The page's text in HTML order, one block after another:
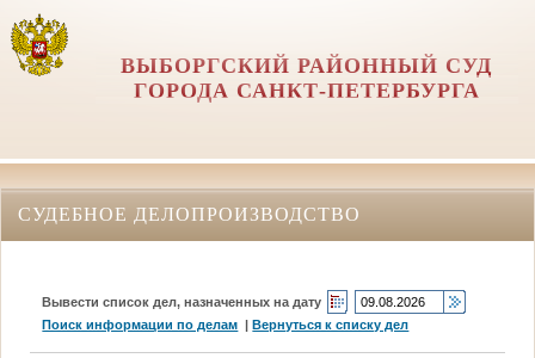
ВЫБОРГСКИЙ РАЙОННЫЙ СУД
ГОРОДА САНКТ-ПЕТЕРБУРГА
СУДЕБНОЕ ДЕЛОПРОИЗВОДСТВО
Вывести список дел, назначенных на дату
Поиск информации по делам |Вернуться к списку дел